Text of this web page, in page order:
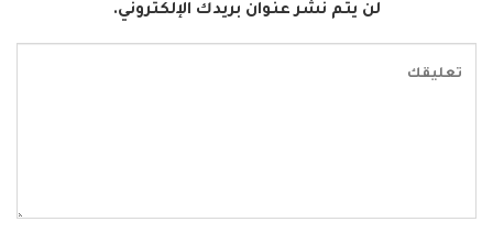
لن يتم نشر عنوان بريدك الإلكتروني.